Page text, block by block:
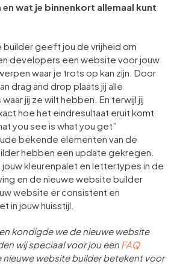
en wat je binnenkort allemaal kunt
geeft jou de vrijheid om
developers een website voor jouw
waar je trots op kan zijn. Door
drag and drop plaats jij alle
jij ze wilt hebben. En terwijl jij
hoe het eindresultaat eruit komt
you see is what you get”
bekende elementen van de
hebben een update gekregen.
kleurenpalet en lettertypes in de
en de nieuwe website builder
website er consistent en
in jouw huisstijl.
kondigde we de nieuwe website
wij speciaal voor jou een FAQ
nieuwe website builder betekent voor